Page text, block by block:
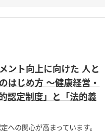
ント向上に向けた 人と
はじめ方 ～健康経営・
認定制度」と「法的義
への関心が高まっています。